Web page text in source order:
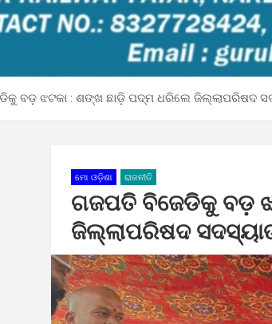
ବଡ଼ ଝଟକା : ଶଙ୍ଖ ଛାଡ଼ି ପଦ୍ମ ଧରିଲେ ଜିଲ୍ଲାପରିଷଦ
ମୋ ଓଡ଼ିଶା ରାଜନୀତି
ଗଜପତି ବିଜେଡିକୁ ବଡ଼
ଜିଲ୍ଲାପରିଷଦ